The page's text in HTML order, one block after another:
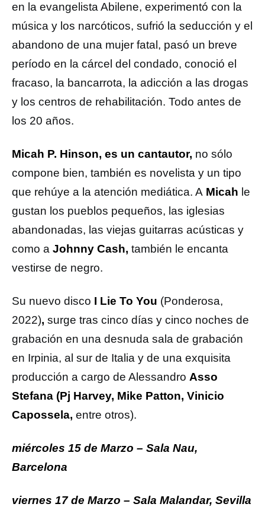
en la evangelista Abilene, experimentó con la
música y los narcóticos, sufrió la seducción y el
abandono de una mujer fatal, pasó un breve
período en la cárcel del condado, conoció el
fracaso, la bancarrota, la adicción a las drogas
y los centros de rehabilitación. Todo antes de
los 20 años.
Micah P. Hinson, es un cantautor, no sólo
compone bien, también es novelista y un tipo
que rehúye a la atención mediática. A Micah le
gustan los pueblos pequeños, las iglesias
abandonadas, las viejas guitarras acústicas y
como a Johnny Cash, también le encanta
vestirse de negro.
Su nuevo disco I Lie To You (Ponderosa,
2022), surge tras cinco días y cinco noches de
grabación en una desnuda sala de grabación
en Irpinia, al sur de Italia y de una exquisita
producción a cargo de Alessandro Asso
Stefana (Pj Harvey, Mike Patton, Vinicio
Capossela, entre otros).
miércoles 15 de Marzo – Sala Nau,
Barcelona
viernes 17 de Marzo – Sala Malandar, Sevilla